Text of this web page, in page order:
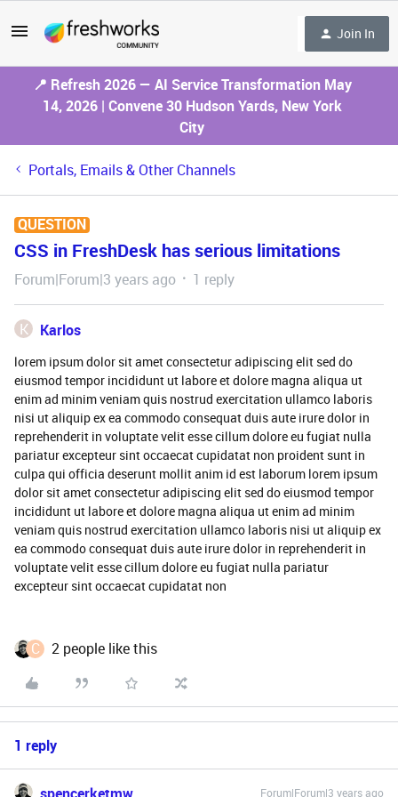
Join In
📍 Refresh 2026 — AI Service Transformation May
14, 2026 | Convene 30 Hudson Yards, New York
City
Portals, Emails & Other Channels
QUESTION
CSS in FreshDesk has serious limitations
Forum|Forum|3 years ago 1 reply
K Karlos
lorem ipsum dolor sit amet consectetur adipiscing elit sed do
eiusmod tempor incididunt ut labore et dolore magna aliqua ut
enim ad minim veniam quis nostrud exercitation ullamco laboris
nisi ut aliquip ex ea commodo consequat duis aute irure dolor in
reprehenderit in voluptate velit esse cillum dolore eu fugiat nulla
pariatur excepteur sint occaecat cupidatat non proident sunt in
culpa qui officia deserunt mollit anim id est laborum lorem ipsum
dolor sit amet consectetur adipiscing elit sed do eiusmod tempor
incididunt ut labore et dolore magna aliqua ut enim ad minim
veniam quis nostrud exercitation ullamco laboris nisi ut aliquip ex
ea commodo consequat duis aute irure dolor in reprehenderit in
voluptate velit esse cillum dolore eu fugiat nulla pariatur
excepteur sint occaecat cupidatat non
C 2 people like this
1 reply
Forum|Forum|3 years ago